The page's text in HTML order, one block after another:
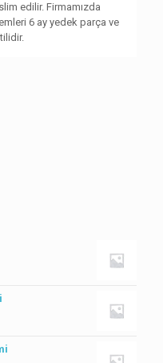
edilir. Firmamızda
6 ay yedek parça ve